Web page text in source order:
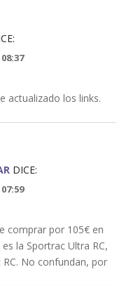
actualizado los links.
DICE:
comprar por 105€ en
la Sportrac Ultra RC,
No confundan, por